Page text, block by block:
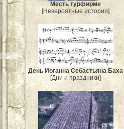
Месть турфирме
[Невероятные истории]
День Иоганна Себастьяна Баха
[Дни и праздники]